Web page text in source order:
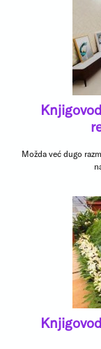
Možda već dugo